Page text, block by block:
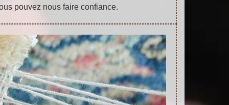
pouvez nous faire confiance.